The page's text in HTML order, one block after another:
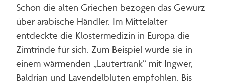
Schon die alten Griechen bezogen das Gewürz
über arabische Händler. Im Mittelalter
entdeckte die Klostermedizin in Europa die
Zimtrinde für sich. Zum Beispiel wurde sie in
einem wärmenden „Lautertrank“ mit Ingwer,
Baldrian und Lavendelblüten empfohlen. Bis